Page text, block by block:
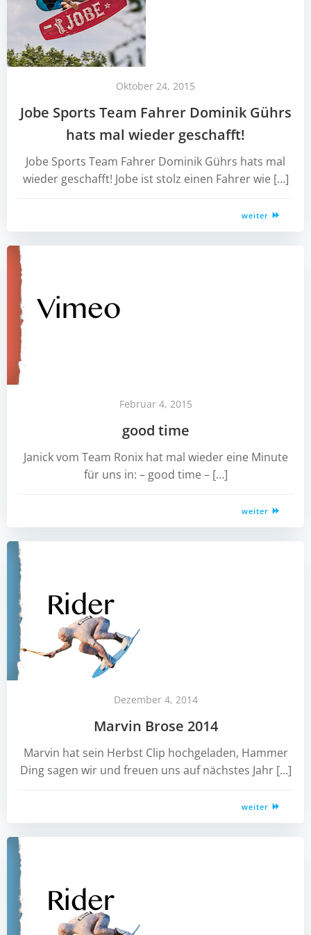
Oktober 24, 2015
Jobe Sports Team Fahrer Dominik Gührs
hats mal wieder geschafft!
Jobe Sports Team Fahrer Dominik Gührs hats mal
wieder geschafft! Jobe ist stolz einen Fahrer wie […]
weiter
Februar 4, 2015
good time
Janick vom Team Ronix hat mal wieder eine Minute
für uns in: – good time – […]
weiter
Dezember 4, 2014
Marvin Brose 2014
Marvin hat sein Herbst Clip hochgeladen, Hammer
Ding sagen wir und freuen uns auf nächstes Jahr […]
weiter